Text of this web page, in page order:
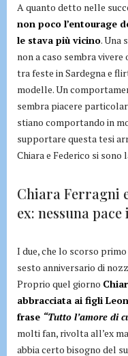
A quanto detto nelle
non poco l’entourage
le stava più vicino. Una
non a caso sembra
tra feste in Sardegna e
modelle. Un
sembra piacere
stiano comportando in
supportare questa tesi
Chiara e Federico si sono
Chiara Ferragni
ex: nessuna pace
I due, che lo scorso
sesto anniversario di
Proprio quel giorno
abbracciata ai figli
frase “Tutto l’amore di
molti fan, rivolta all’ex
abbia certo bisogno del